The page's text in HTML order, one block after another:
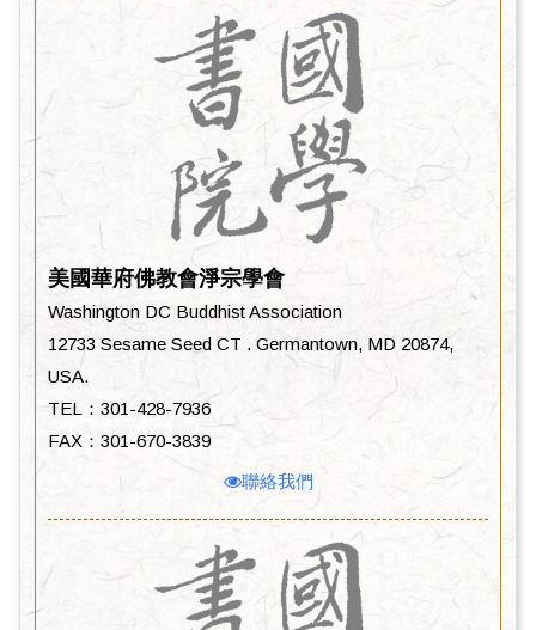
美國華府佛教會淨宗學會
Washington DC Buddhist Association
12733 Sesame Seed CT . Germantown, MD 20874,
USA.
TEL：301-428-7936
FAX：301-670-3839
聯絡我們